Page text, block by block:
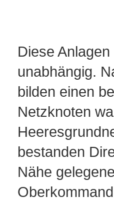
Diese
unabhängig.
bilden einen
Netzknoten
bestanden
Nähe